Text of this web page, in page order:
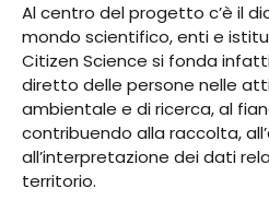
Al centro del progetto c’è il
mondo scientifico, enti e
Citizen Science si fonda
diretto delle persone nelle
ambientale e di ricerca, al
contribuendo alla raccolta,
all’interpretazione dei dati
territorio.